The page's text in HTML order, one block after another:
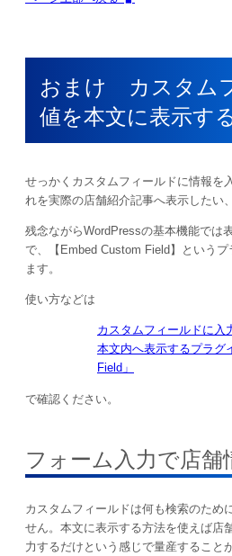
おまけ カスタム
値を本文に表示す
せっかくカスタムフィールドに情報を
れを実際の店舗紹介記事へ表示したい
残念ながらWordPressの基本機能では
で、【Embed Custom Field】という
ます。
使い方などは
カスタムフィールドに入
本文内へ表示するプラグ
Field」
で確認ください。
フォーム入力で店舗
カスタムフィールドは何も検索のため
せん。本文に表示する方法を使えば店
力するだけという感じで量産すること